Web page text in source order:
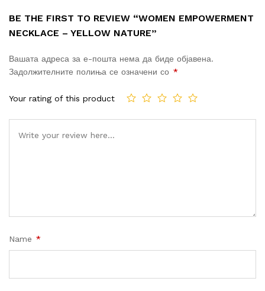
BE THE FIRST TO REVIEW “WOMEN EMPOWERMENT
NECKLACE – YELLOW NATURE”
Вашата адреса за е-пошта нема да биде објавена.
Задолжителните полиња се означени со *
Your rating of this product
Name *